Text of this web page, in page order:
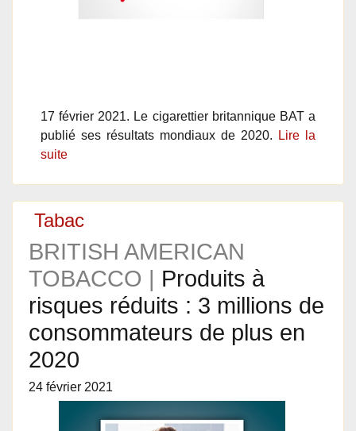
17 février 2021. Le cigarettier britannique BAT a
publié ses résultats mondiaux de 2020.
Lire la
suite
Tabac
BRITISH AMERICAN
TOBACCO | Produits à
risques réduits : 3 millions de
consommateurs de plus en
2020
24 février 2021